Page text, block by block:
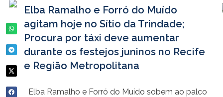
Elba Ramalho e Forró do Muído
agitam hoje no Sítio da Trindade;
Procura por táxi deve aumentar
durante os festejos juninos no Recife
e Região Metropolitana
Elba Ramalho e Forró do Muído sobem ao palco